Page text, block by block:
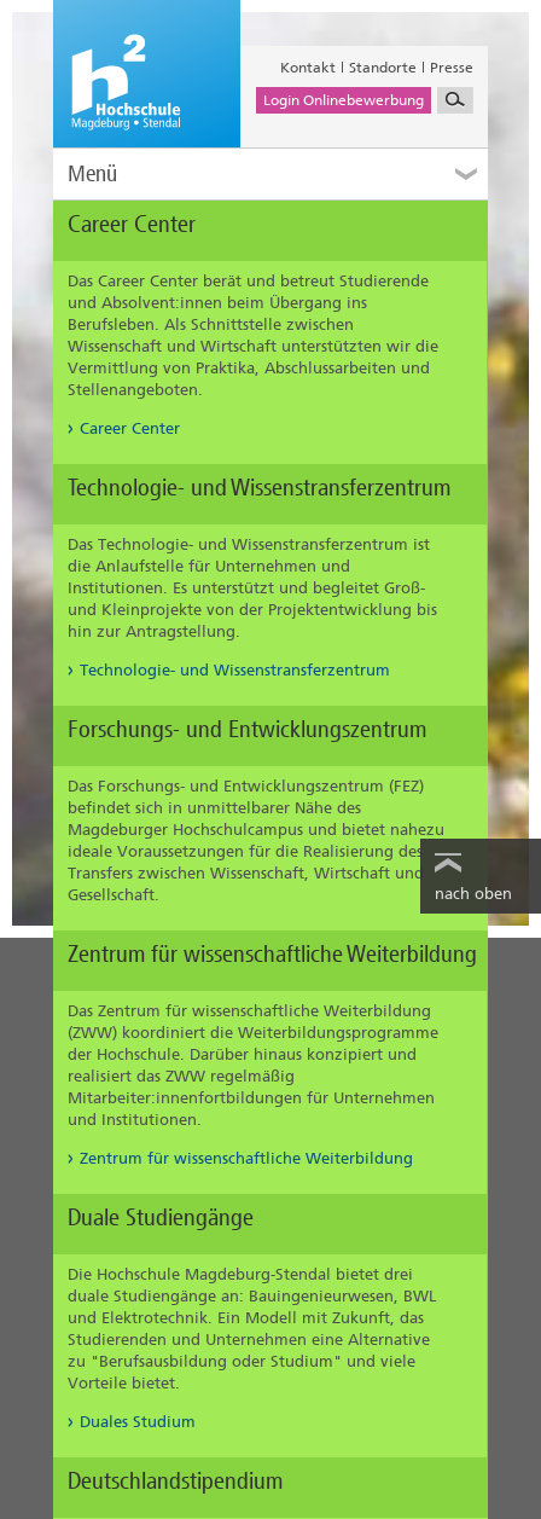
Kontakt Standorte
Presse
Login Onlinebewerbung
Menü
Career Center
Das Career Center berät und betreut Studierende
und Absolvent:innen beim Übergang ins
Berufsleben. Als Schnittstelle zwischen
Wissenschaft und Wirtschaft unterstützten wir die
Vermittlung von Praktika, Abschlussarbeiten und
Stellenangeboten.
Career Center
Technologie- und Wissenstransferzentrum
Das Technologie- und Wissenstransferzentrum ist
die Anlaufstelle für Unternehmen und
Institutionen. Es unterstützt und begleitet Groß-
und Kleinprojekte von der Projektentwicklung bis
hin zur Antragstellung.
Technologie- und Wissenstransferzentrum
Forschungs- und Entwicklungszentrum
Das Forschungs- und Entwicklungszentrum (FEZ)
befindet sich in unmittelbarer Nähe des
Magdeburger Hochschulcampus und bietet nahezu
ideale Voraussetzungen für die Realisierung des
Transfers zwischen Wissenschaft, Wirtschaft und
Gesellschaft.
Zentrum für wissenschaftliche Weiterbildung
Das Zentrum für wissenschaftliche Weiterbildung
(ZWW) koordiniert die Weiterbildungsprogramme
der Hochschule. Darüber hinaus konzipiert und
realisiert das ZWW regelmäßig
Mitarbeiter:innenfortbildungen für Unternehmen
und Institutionen.
Zentrum für wissenschaftliche Weiterbildung
Duale Studiengänge
Die Hochschule Magdeburg-Stendal bietet drei
duale Studiengänge an: Bauingenieurwesen, BWL
und Elektrotechnik. Ein Modell mit Zukunft, das
Studierenden und Unternehmen eine Alternative
zu "Berufsausbildung oder Studium" und viele
Vorteile bietet.
Duales Studium
Deutschlandstipendium
nach oben